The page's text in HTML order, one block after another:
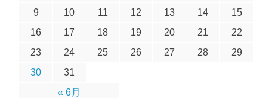
« 6月
9
10 11 12 13 14
15
16
17 18 19 20 21
22
23
24 25 26 27 28
29
30
31